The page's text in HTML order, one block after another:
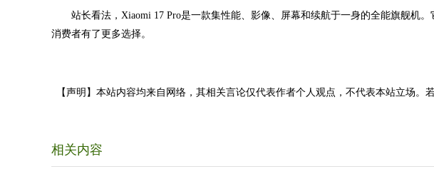
站长看法，Xiaomi 17 Pro是一款集性能、影像、屏幕和续航于一身的全能旗舰机。
消费者有了更多选择。
【声明】本站内容均来自网络，其相关言论仅代表作者个人观点，不代表本站立场
相关内容